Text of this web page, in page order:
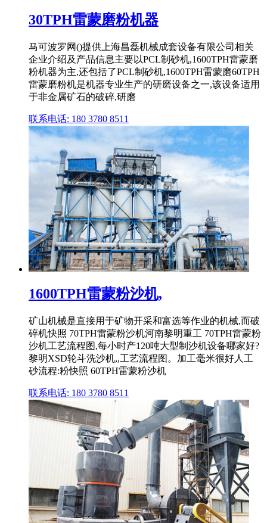
30TPH雷蒙磨粉机器
马可波罗网()提供上海昌磊机械成套设备有限公司相关
企业介绍及产品信息主要以PCL制砂机,1600TPH雷蒙磨
粉机器为主,还包括了PCL制砂机,1600TPH雷蒙磨60TPH
雷蒙磨粉机是机器专业生产的研磨设备之一,该设备适用
于非金属矿石的破碎,研磨
联系电话: 180 3780 8511
1600TPH雷蒙粉沙机,
矿山机械是直接用于矿物开采和富选等作业的机械,而破
碎机快照 70TPH雷蒙粉沙机河南黎明重工 70TPH雷蒙粉
沙机工艺流程图,每小时产120吨大型制沙机设备哪家好?
黎明XSD轮斗洗沙机,,工艺流程图。加工毫米很好人工
砂流程:粉快照 60TPH雷蒙粉沙机
联系电话: 180 3780 8511